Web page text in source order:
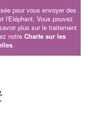
pour vous envoyer des
l'Eléphant. Vous pouvez
plus sur le traitement
notre Charte sur les
.